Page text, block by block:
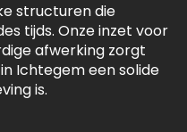
structuren die
tijds. Onze inzet voor
afwerking zorgt
Ichtegem een solide
is.